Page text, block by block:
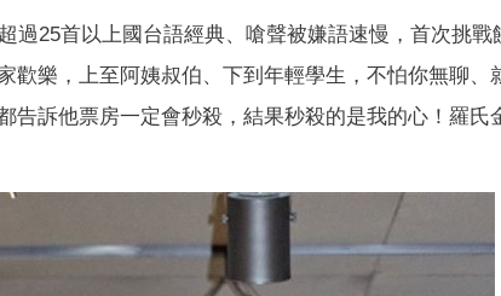
過25首以上國台語經典、嗆聲被嫌語速慢，首次挑戰
歡樂，上至阿姨叔伯、下到年輕學生，不怕你無聊、
告訴他票房一定會秒殺，結果秒殺的是我的心！羅氏